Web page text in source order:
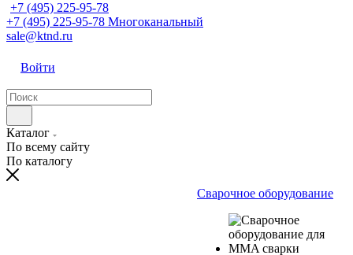
+7 (495) 225-95-78
+7 (495) 225-95-78 Многоканальный
sale@ktnd.ru
Войти
Каталог
По всему сайту
По каталогу
Сварочное оборудование